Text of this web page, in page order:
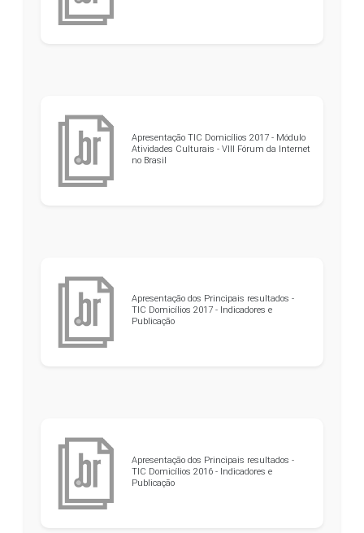
Apresentação TIC Domicílios 2017 - Módulo
Atividades Culturais - VIII Fórum da Internet
no Brasil
Apresentação dos Principais resultados -
TIC Domicílios 2017 - Indicadores e
Publicação
Apresentação dos Principais resultados -
TIC Domicílios 2016 - Indicadores e
Publicação